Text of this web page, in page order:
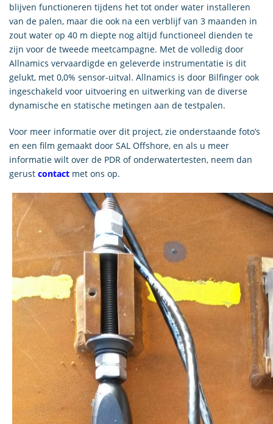
blijven functioneren tijdens het tot onder water installeren
van de palen, maar die ook na een verblijf van 3 maanden in
zout water op 40 m diepte nog altijd functioneel dienden te
zijn voor de tweede meetcampagne. Met de volledig door
Allnamics vervaardigde en geleverde instrumentatie is dit
gelukt, met 0,0% sensor-uitval. Allnamics is door Bilfinger ook
ingeschakeld voor uitvoering en uitwerking van de diverse
dynamische en statische metingen aan de testpalen.
Voor meer informatie over dit project, zie onderstaande foto’s
en een film gemaakt door SAL Offshore, en als u meer
informatie wilt over de PDR of onderwatertesten, neem dan
gerust contact met ons op.